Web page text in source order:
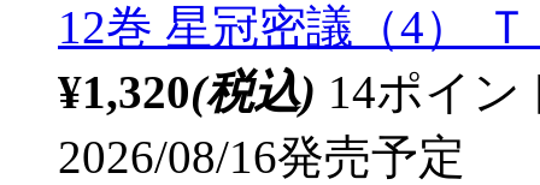
12巻 星冠密議（4）
¥1,320(税込) 14ポイ
2026/08/16発売予定